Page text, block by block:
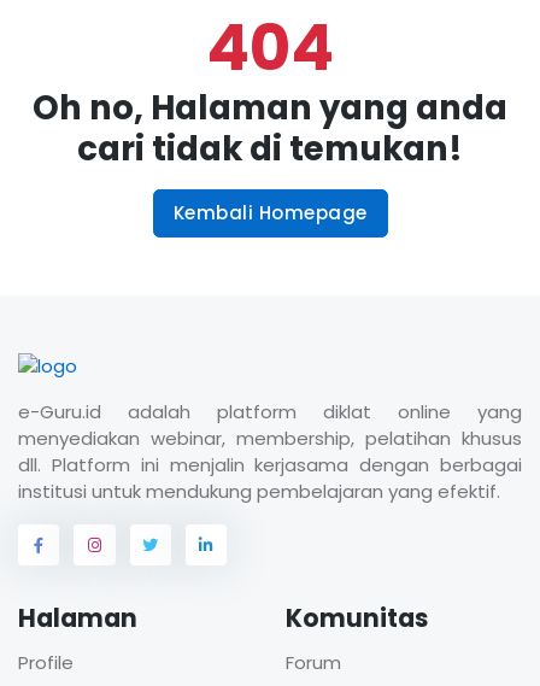
404
Oh no, Halaman yang anda
cari tidak di temukan!
Kembali Homepage
e-Guru.id adalah platform diklat online yang
menyediakan webinar, membership, pelatihan khusus
dll. Platform ini menjalin kerjasama dengan berbagai
institusi untuk mendukung pembelajaran yang efektif.
Halaman
Profile
Komunitas
Forum